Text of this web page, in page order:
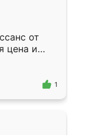
от
цена и
1